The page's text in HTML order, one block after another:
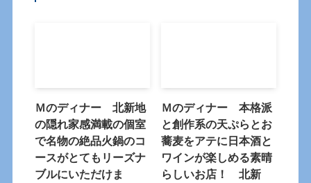
Ｍのディナー 北新地
の隠れ家感満載の個室
で名物の絶品火鍋のコ
ースがとてもリーズナ
ブルにいただけま
Ｍのディナー 本格派
と創作系の天ぷらとお
蕎麦をアテに日本酒と
ワインが楽しめる素晴
らしいお店！ 北新